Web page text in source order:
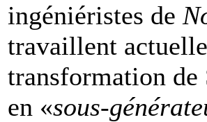
ingéniéristes de
travaillent
transformation de
en «sous-